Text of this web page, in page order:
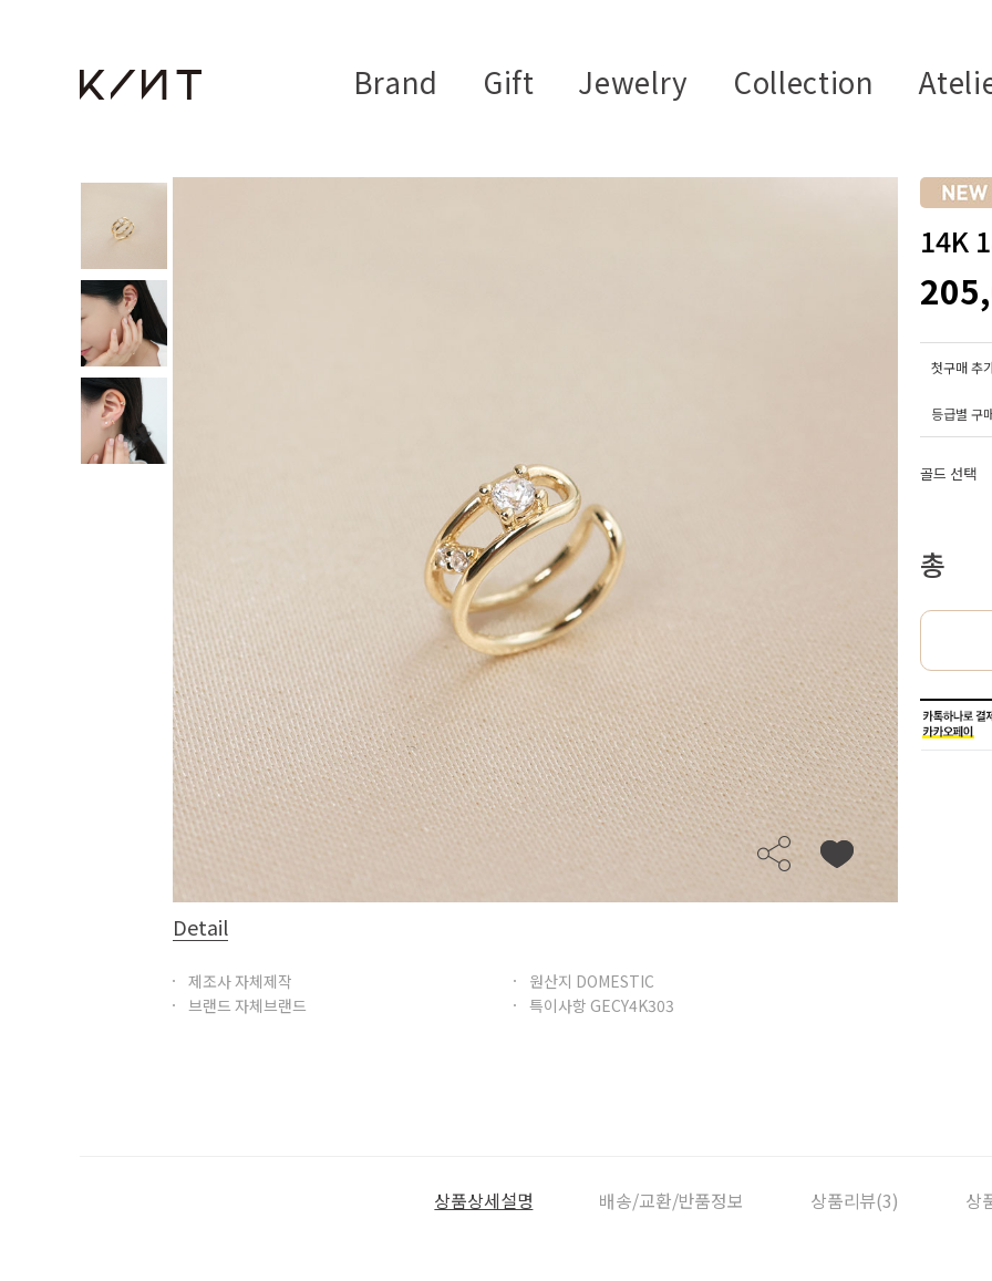
Brand Gift Jewelry Collection
Detail
제조사 자체제작
원산지 DOMESTIC
브랜드 자체브랜드
특이사항 GECY4K303
14K
첫구매 추
등급별 구
골드 선택
총
상품상세설명 배송/교환/반품정보 상품리뷰(3) 상